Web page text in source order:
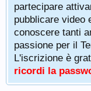
partecipare
pubblicare video
conoscere tanti
passione per il
L'iscrizione è
ricordi la